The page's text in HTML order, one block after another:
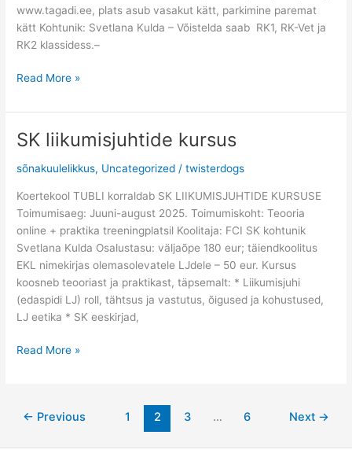
www.tagadi.ee, plats asub vasakut kätt, parkimine paremat
kätt Kohtunik: Svetlana Kulda – Võistelda saab RK1, RK-Vet ja
RK2 klassidess.–
Read More »
SK liikumisjuhtide kursus
sõnakuulelikkus, Uncategorized /twisterdogs
Koertekool TUBLI korraldab SK LIIKUMISJUHTIDE KURSUSE
Toimumisaeg: Juuni-august 2025. Toimumiskoht: Teooria
online + praktika treeningplatsil Koolitaja: FCI SK kohtunik
Svetlana Kulda Osalustasu: väljaõpe 180 eur; täiendkoolitus
EKL nimekirjas olemasolevatele LJdele – 50 eur. Kursus
koosneb teooriast ja praktikast, täpsemalt: * Liikumisjuhi
(edaspidi LJ) roll, tähtsus ja vastutus, õigused ja kohustused,
LJ eetika * SK eeskirjad,
SK
kursus
Read More »
← Previous 1 2 3 … 6 Next →